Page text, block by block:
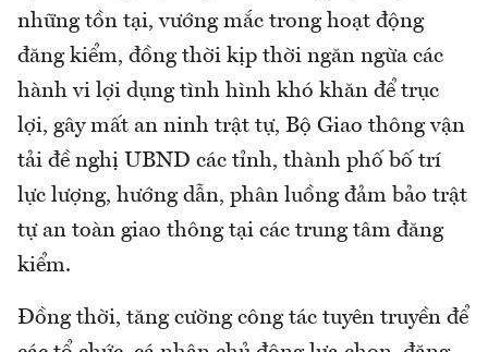
những tồn tại, vướng mắc trong hoạt động
đăng kiểm, đồng thời kịp thời ngăn ngừa các
hành vi lợi dụng tình hình khó khăn để trục
lợi, gây mất an ninh trật tự, Bộ Giao thông vận
tải đề nghị UBND các tỉnh, thành phố bố trí
lực lượng, hướng dẫn, phân luồng đảm bảo trật
tự an toàn giao thông tại các trung tâm đăng
kiểm.
Đồng thời, tăng cường công tác tuyên truyền để